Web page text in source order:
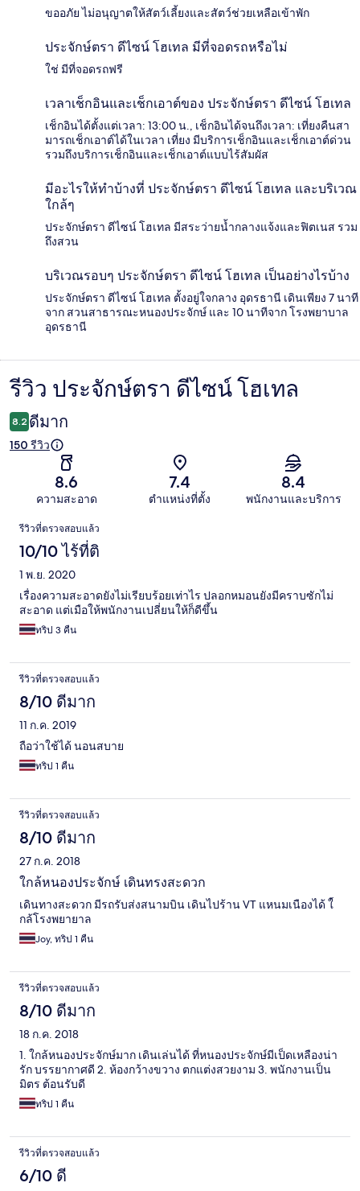
ขออภัย ไม่อนุญาตให้สัตว์เลี้ยงและสัตว์ช่วยเหลือเข้าพัก
ประจักษ์ตรา ดีไซน์ โฮเทล มีที่จอดรถหรือไม่
ใช่ มีที่จอดรถฟรี
เวลาเช็กอินและเช็กเอาต์ของ ประจักษ์ตรา ดีไซน์ โฮเทล
เช็กอินได้ตั้งแต่เวลา: 13:00 น., เช็กอินได้จนถึงเวลา: เที่ยงคืนสา
มารถเช็กเอาต์ได้ในเวลา เที่ยง มีบริการเช็กอินและเช็กเอาต์ด่วน
รวมถึงบริการเช็กอินและเช็กเอาต์แบบไร้สัมผัส
มีอะไรให้ทำบ้างที่ ประจักษ์ตรา ดีไซน์ โฮเทล และบริเวณ
ใกล้ๆ
ประจักษ์ตรา ดีไซน์ โฮเทล มีสระว่ายน้ำกลางแจ้งและฟิตเนส รวม
ถึงสวน
บริเวณรอบๆ ประจักษ์ตรา ดีไซน์ โฮเทล เป็นอย่างไรบ้าง
ประจักษ์ตรา ดีไซน์ โฮเทล ตั้งอยู่ใจกลาง อุดรธานี เดินเพียง 7 นาที
จาก สวนสาธารณะหนองประจักษ์ และ 10 นาทีจาก โรงพยาบาล
อุดรธานี
รีวิว
รีวิว ประจักษ์ตรา ดีไซน์ โฮเทล
8.2 ดีมาก
150 รีวิว
8.6
ความสะอาด
7.4
ตำแหน่งที่ตั้ง
8.4
พนักงานและบริการ
รีวิว
รีวิวที่ตรวจสอบแล้ว
10/10 ไร้ที่ติ
1 พ.ย. 2020
เรื่องความสะอาดยังไม่เรียบร้อยเท่าไร ปลอกหมอนยังมีคราบซักไม่
สะอาด แต่เมือให้พนักงานเปลี่ยนให้ก็ดีขึ้น
ทริป 3 คืน
รีวิวที่ตรวจสอบแล้ว
8/10 ดีมาก
11 ก.ค. 2019
ถือว่าใช้ได้ นอนสบาย
ทริป 1 คืน
รีวิวที่ตรวจสอบแล้ว
8/10 ดีมาก
27 ก.ค. 2018
ใกล้หนองประจักษ์ เดินทรงสะดวก
เดินทางสะดวก มีรถรับส่งสนามบิน เดินไปร้าน VT แหนมเนืองได้ ใ้
กล้โรงพยายาล
Joy, ทริป 1 คืน
รีวิวที่ตรวจสอบแล้ว
8/10 ดีมาก
18 ก.ค. 2018
1. ใกล้หนองประจักษ์มาก เดินเล่นได้ ที่หนองประจักษ์มีเป็ดเหลืองน่า
รัก บรรยากาศดี 2. ห้องกว้างขวาง ตกแต่งสวยงาม 3. พนักงานเป็น
มิตร ต้อนรับดี
ทริป 1 คืน
รีวิวที่ตรวจสอบแล้ว
6/10 ดี